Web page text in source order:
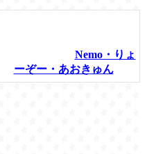
Nemo・りょ
ーぞー・あおきゅん